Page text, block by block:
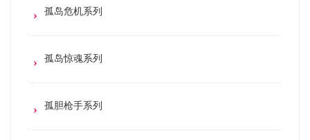
孤岛危机系列
孤岛惊魂系列
孤胆枪手系列